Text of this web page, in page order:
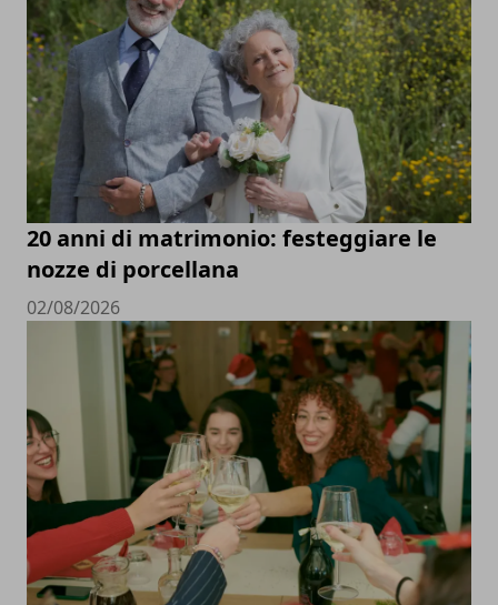
20 anni di matrimonio: festeggiare le
nozze di porcellana
02/08/2026